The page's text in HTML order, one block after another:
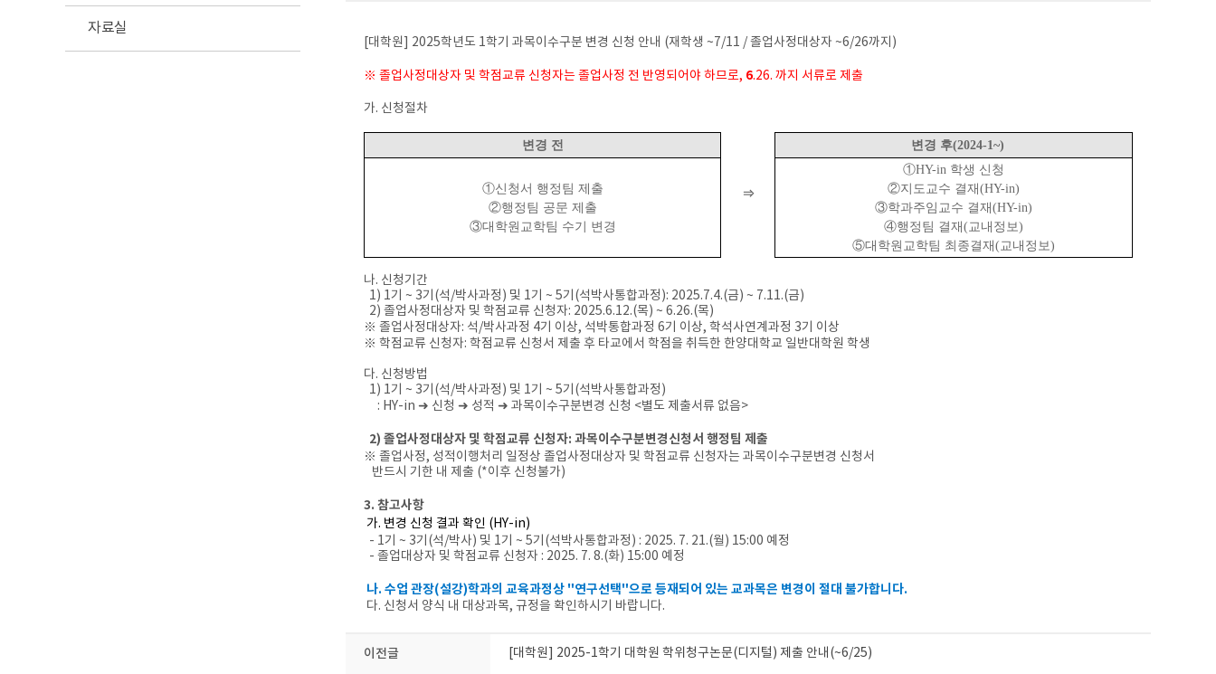
자료실
[대학원] 2025학년도 1학기 과목이수구분 변경 신청 안내 (재학생 ~7/11 / 졸업사정대상자 ~6/26까지)
※ 졸업사정대상자 및 학점교류 신청자는 졸업사정 전 반영되어야 하므로, 6.26. 까지 서류로 제출
가. 신청절차
변경 전
⇒
변경 후(2024-1~)
①신청서 행정팀 제출
②행정팀 공문 제출
③대학원교학팀 수기 변경
①HY-in 학생 신청
②지도교수 결재(HY-in)
③학과주임교수 결재(HY-in)
④행정팀 결재(교내정보)
⑤대학원교학팀 최종결재(교내정보)
나. 신청기간
1) 1기 ~ 3기(석/박사과정) 및 1기 ~ 5기(석박사통합과정): 2025.7.4.(금) ~ 7.11.(금)
2) 졸업사정대상자 및 학점교류 신청자: 2025.6.12.(목) ~ 6.26.(목)
※ 졸업사정대상자: 석/박사과정 4기 이상, 석박통합과정 6기 이상, 학석사연계과정 3기 이상
※ 학점교류 신청자: 학점교류 신청서 제출 후 타교에서 학점을 취득한 한양대학교 일반대학원 학생
다. 신청방법
1) 1기 ~ 3기(석/박사과정) 및 1기 ~ 5기(석박사통합과정)
: HY-in ➜ 신청 ➜ 성적 ➜ 과목이수구분변경 신청 <별도 제출서류 없음>
2) 졸업사정대상자 및 학점교류 신청자: 과목이수구분변경신청서 행정팀 제출
※ 졸업사정, 성적이행처리 일정상 졸업사정대상자 및 학점교류 신청자는 과목이수구분변경 신청서
반드시 기한 내 제출 (*이후 신청불가)
3. 참고사항
가. 변경 신청 결과 확인 (HY-in)
- 1기 ~ 3기(석/박사) 및 1기 ~ 5기(석박사통합과정) : 2025. 7. 21.(월) 15:00 예정
- 졸업대상자 및 학점교류 신청자 : 2025. 7. 8.(화) 15:00 예정
나. 수업 관장(설강)학과의 교육과정상 "연구선택"으로 등재되어 있는 교과목은 변경이 절대 불가합니다.
다. 신청서 양식 내 대상과목, 규정을 확인하시기 바랍니다.
이전글 [대학원] 2025-1학기 대학원 학위청구논문(디지털) 제출 안내(~6/25)